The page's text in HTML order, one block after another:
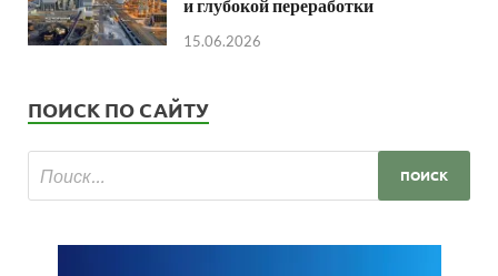
и глубокой переработки
15.06.2026
ПОИСК ПО САЙТУ